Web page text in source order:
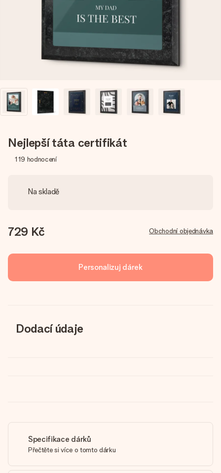
jménem, vaší fotografií nebo vzkazem, který doopravdy
zahřeje u srdce. Žádné zbytečné složitosti, jen spousta
lásky pro daný okamžik.
Nejlepší táta certifikát
119 hodnocení
Na skladě
729 Kč Obchodní objednávka
Personalizuj dárek
Dodací údaje
Specifikace dárků
Přečtěte si více o tomto dárku